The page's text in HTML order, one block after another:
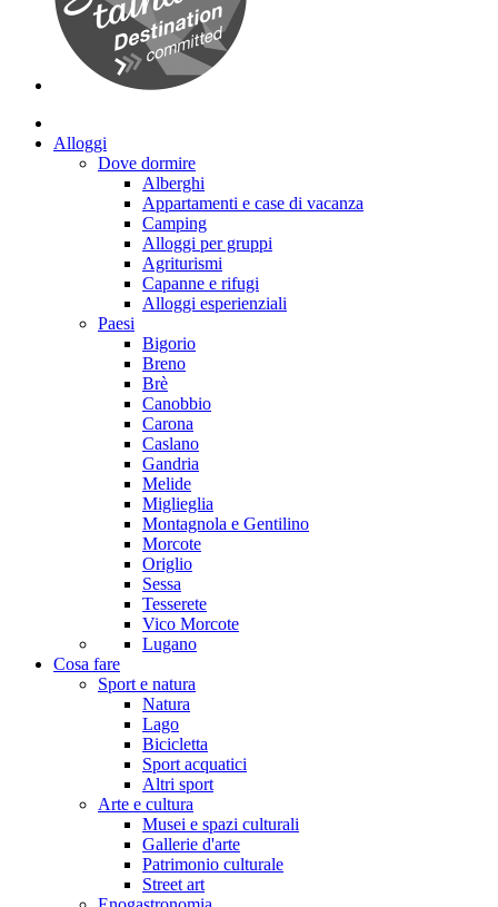
Alloggi
Dove dormire
Alberghi
Appartamenti e case di vacanza
Camping
Alloggi per gruppi
Agriturismi
Capanne e rifugi
Alloggi esperienziali
Paesi
Bigorio
Breno
Brè
Canobbio
Carona
Caslano
Gandria
Melide
Miglieglia
Montagnola e Gentilino
Morcote
Origlio
Sessa
Tesserete
Vico Morcote
Lugano
Cosa fare
Sport e natura
Natura
Lago
Bicicletta
Sport acquatici
Altri sport
Arte e cultura
Musei e spazi culturali
Gallerie d'arte
Patrimonio culturale
Street art